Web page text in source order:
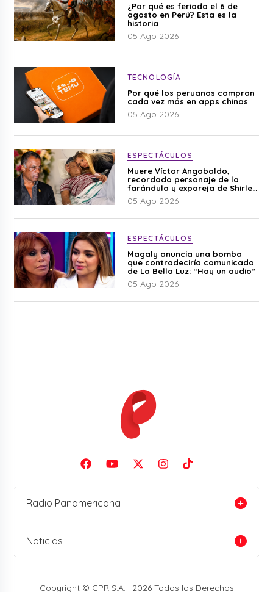
¿Por qué es feriado el 6 de
agosto en Perú? Esta es la
historia
05 Ago 2026
TECNOLOGÍA
Por qué los peruanos compran
cada vez más en apps chinas
05 Ago 2026
ESPECTÁCULOS
Muere Víctor Angobaldo,
recordado personaje de la
farándula y expareja de Shirley
Cherres
05 Ago 2026
ESPECTÁCULOS
Magaly anuncia una bomba
que contradeciría comunicado
de La Bella Luz: “Hay un audio”
05 Ago 2026
Radio Panamericana
Noticias
Copyright © GPR S.A. | 2026 Todos los Derechos